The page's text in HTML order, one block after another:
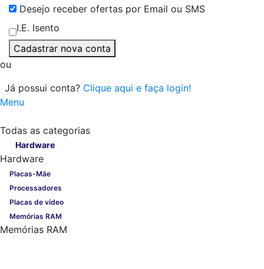
Desejo receber ofertas por Email ou SMS
I.E. Isento
Cadastrar nova conta
ou
Já possui conta? Clique aqui e faça login!
Menu
Todas as categorias
Hardware
Hardware
Placas-Mãe
Processadores
Placas de vídeo
Memórias RAM
Memórias RAM